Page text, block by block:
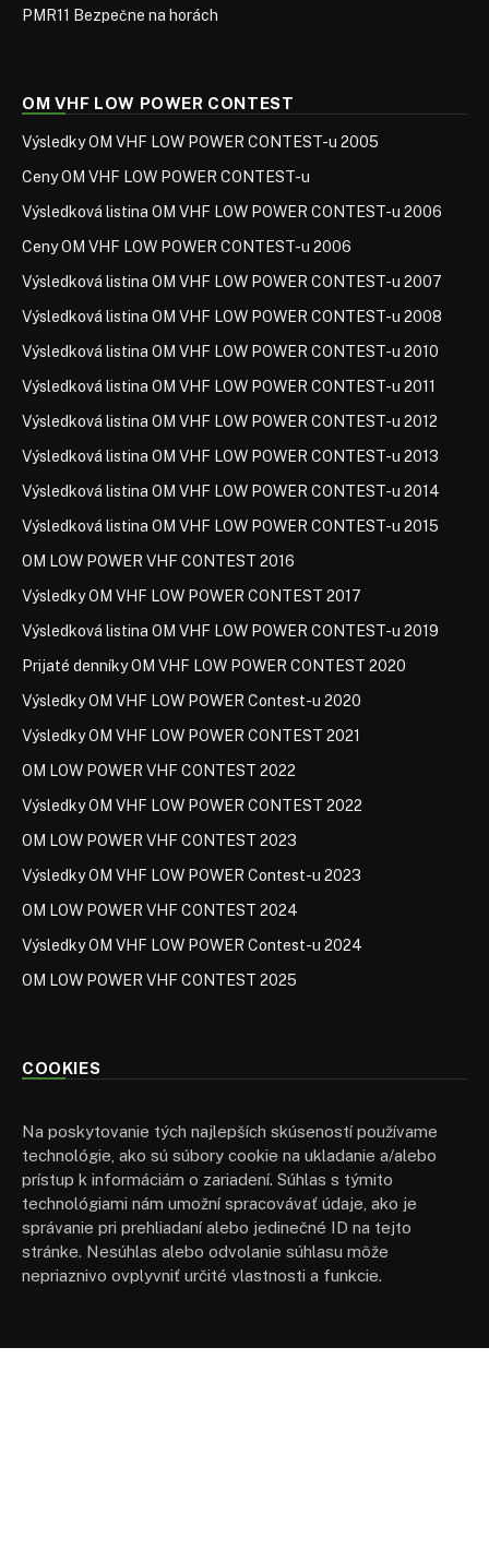
PMR11 Bezpečne na horách
OM VHF LOW POWER CONTEST
Výsledky OM VHF LOW POWER CONTEST-u 2005
Ceny OM VHF LOW POWER CONTEST-u
Výsledková listina OM VHF LOW POWER CONTEST-u 2006
Ceny OM VHF LOW POWER CONTEST-u 2006
Výsledková listina OM VHF LOW POWER CONTEST-u 2007
Výsledková listina OM VHF LOW POWER CONTEST-u 2008
Výsledková listina OM VHF LOW POWER CONTEST-u 2010
Výsledková listina OM VHF LOW POWER CONTEST-u 2011
Výsledková listina OM VHF LOW POWER CONTEST-u 2012
Výsledková listina OM VHF LOW POWER CONTEST-u 2013
Výsledková listina OM VHF LOW POWER CONTEST-u 2014
Výsledková listina OM VHF LOW POWER CONTEST-u 2015
OM LOW POWER VHF CONTEST 2016
Výsledky OM VHF LOW POWER CONTEST 2017
Výsledková listina OM VHF LOW POWER CONTEST-u 2019
Prijaté denníky OM VHF LOW POWER CONTEST 2020
Výsledky OM VHF LOW POWER Contest-u 2020
Výsledky OM VHF LOW POWER CONTEST 2021
OM LOW POWER VHF CONTEST 2022
Výsledky OM VHF LOW POWER CONTEST 2022
OM LOW POWER VHF CONTEST 2023
Výsledky OM VHF LOW POWER Contest-u 2023
OM LOW POWER VHF CONTEST 2024
Výsledky OM VHF LOW POWER Contest-u 2024
OM LOW POWER VHF CONTEST 2025
COOKIES
Na poskytovanie tých najlepších skúseností používame
technológie, ako sú súbory cookie na ukladanie a/alebo
prístup k informáciám o zariadení. Súhlas s týmito
technológiami nám umožní spracovávať údaje, ako je
správanie pri prehliadaní alebo jedinečné ID na tejto
stránke. Nesúhlas alebo odvolanie súhlasu môže
nepriaznivo ovplyvniť určité vlastnosti a funkcie.